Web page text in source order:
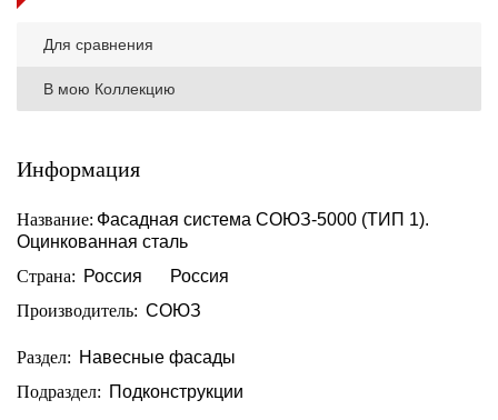
Для сравнения
В мою Коллекцию
Информация
Название: Фасадная система СОЮЗ-5000 (ТИП 1).
Оцинкованная сталь
Страна: Россия
Россия
Производитель: СОЮЗ
Раздел: Навесные фасады
Подраздел: Подконструкции